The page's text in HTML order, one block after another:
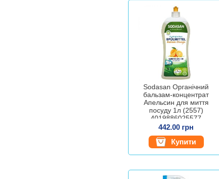
Sodasan Органічний
бальзам-концентрат
Апельсин для миття
посуду 1л (2557)
4019886025577
442.00 грн
Купити